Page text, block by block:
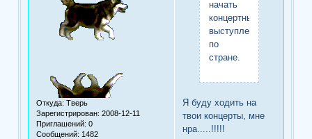
Откуда: Тверь
Зарегистрирован: 2008-12-11
Приглашений: 0
Сообщений: 1482
начать
концертные
выступления
по
стране.
Я буду ходить на
твои концерты, мне
нра.....!!!!!